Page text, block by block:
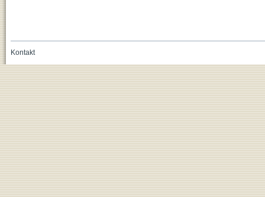
Kontakt